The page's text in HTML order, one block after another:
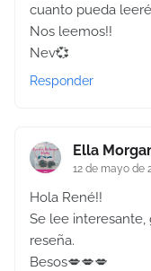
cuanto pueda leeré
Nos leemos!!
Nev💞
Responder
Ella
12 de mayo de
Hola René!!
Se lee
reseña.
Besos💋💋💋